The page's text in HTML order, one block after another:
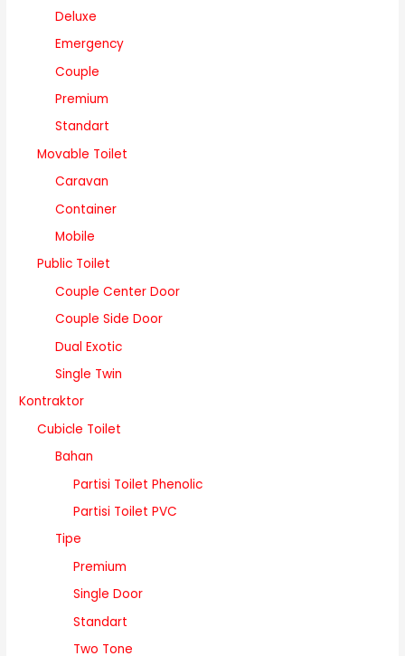
Deluxe
Emergency
Couple
Premium
Standart
Movable Toilet
Caravan
Container
Mobile
Public Toilet
Couple Center Door
Couple Side Door
Dual Exotic
Single Twin
Kontraktor
Cubicle Toilet
Bahan
Partisi Toilet Phenolic
Partisi Toilet PVC
Tipe
Premium
Single Door
Standart
Two Tone